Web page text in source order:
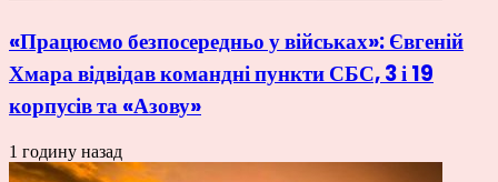
«Працюємо безпосередньо у військах»: Євгеній
Хмара відвідав командні пункти СБС, 3 і 19
корпусів та «Азову»
1 годину назад